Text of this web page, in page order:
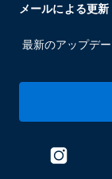
メールによる更新
最新のアップデ